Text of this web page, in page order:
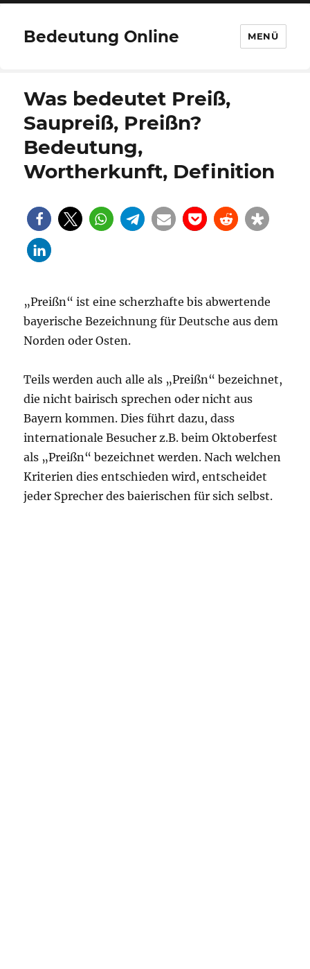
Bedeutung Online MENÜ
Was bedeutet Preiß,
Saupreiß, Preißn?
Bedeutung,
Wortherkunft, Definition
„Preißn“ ist eine scherzhafte bis abwertende
bayerische Bezeichnung für Deutsche aus dem
Norden oder Osten.
Teils werden auch alle als „Preißn“ bezeichnet,
die nicht bairisch sprechen oder nicht aus
Bayern kommen. Dies führt dazu, dass
internationale Besucher z.B. beim Oktoberfest
als „Preißn“ bezeichnet werden. Nach welchen
Kriterien dies entschieden wird, entscheidet
jeder Sprecher des baierischen für sich selbst.